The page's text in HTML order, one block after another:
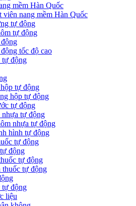
mềm Hàn Quốc
viên nang mềm Hàn Quốc
tự động
tự động
tốc độ cao
tự động
tự động
hộp tự động
tự động
tự động
nhựa tự động
hình tự động
tự động
động
tự động
thuốc tự động
tự động
liệu